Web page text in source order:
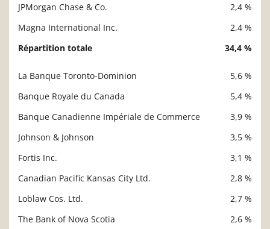
JPMorgan Chase & Co.
2,4 %
Magna International Inc.
2,4 %
Répartition totale
34,4 %
La Banque Toronto-Dominion
5,6 %
Banque Royale du Canada
5,4 %
Banque Canadienne Impériale de Commerce
3,9 %
Johnson & Johnson
3,5 %
Fortis Inc.
3,1 %
Canadian Pacific Kansas City Ltd.
2,8 %
Loblaw Cos. Ltd.
2,7 %
The Bank of Nova Scotia
2,6 %